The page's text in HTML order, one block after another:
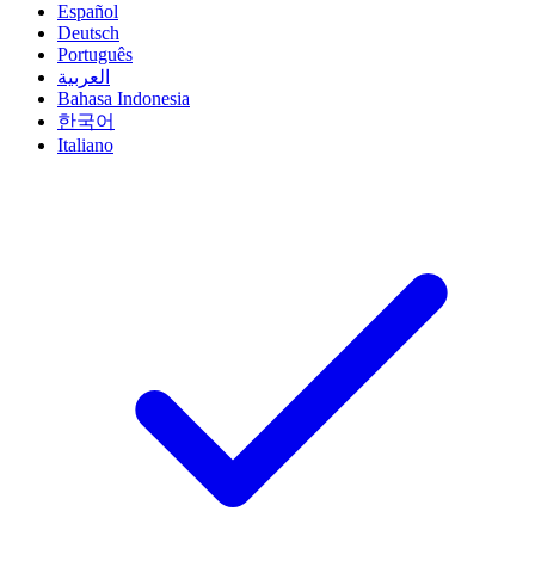
Español
Deutsch
Português
العربية
Bahasa Indonesia
한국어
Italiano